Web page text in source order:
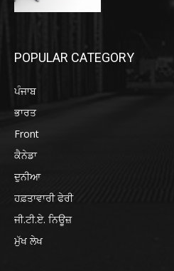
POPULAR CATEGORY
ਪੰਜਾਬ
ਭਾਰਤ
Front
ਕੈਨੇਡਾ
ਦੁਨੀਆ
ਹਫ਼ਤਾਵਾਰੀ ਫੇਰੀ
ਜੀ.ਟੀ.ਏ. ਨਿਊਜ਼
ਮੁੱਖ ਲੇਖ